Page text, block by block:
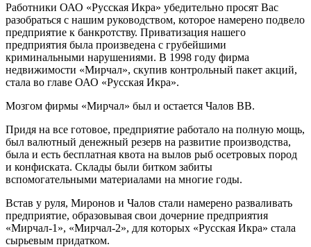
Работники ОАО «Русская Икра» убедительно просят Вас
разобраться с нашим руководством, которое намерено подвело
предприятие к банкротству. Приватизация нашего
предприятия была произведена с грубейшими
криминальными нарушениями. В 1998 году фирма
недвижимости «Мирчал», скупив контрольный пакет акций,
стала во главе ОАО «Русская Икра».
Мозгом фирмы «Мирчал» был и остается Чалов ВВ.
Придя на все готовое, предприятие работало на полную мощь,
был валютный денежный резерв на развитие производства,
была и есть бесплатная квота на вылов рыб осетровых пород
и конфиската. Склады были битком забиты
вспомогательными материалами на многие годы.
Встав у руля, Миронов и Чалов стали намерено разваливать
предприятие, образовывая свои дочерние предприятия
«Мирчал-1», «Мирчал-2», для которых «Русская Икра» стала
сырьевым придатком.